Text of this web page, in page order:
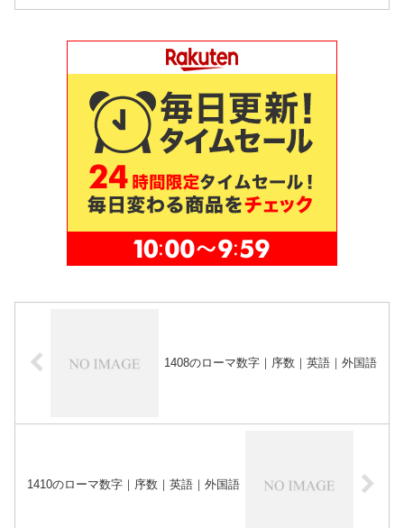
1408のローマ数字｜序数｜英語｜外国語
1410のローマ数字｜序数｜英語｜外国語